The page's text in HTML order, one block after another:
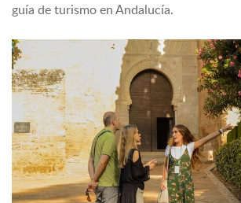
guía de turismo en Andalucía.